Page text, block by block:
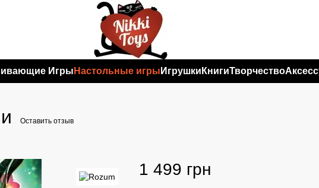
Игры Настольные игры Игрушки КнигиТворчество
Оставить отзыв
1 499 грн